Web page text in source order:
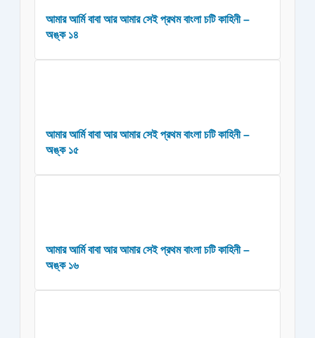
আমার আর্মি বাবা আর আমার সেই প্রথম বাংলা চটি কাহিনী –
অঙ্ক ১৪
আমার আর্মি বাবা আর আমার সেই প্রথম বাংলা চটি কাহিনী –
অঙ্ক ১৫
আমার আর্মি বাবা আর আমার সেই প্রথম বাংলা চটি কাহিনী –
অঙ্ক ১৬